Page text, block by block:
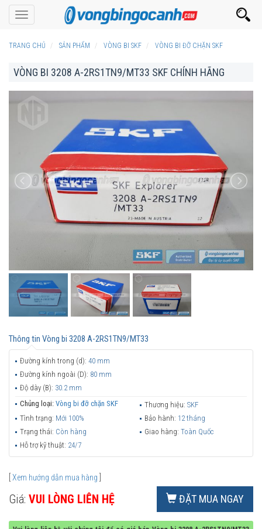
Toggle
navigation
TRANG CHỦ SẢN PHẨM VÒNG BI SKF VÒNG BI ĐỠ CHẶN SKF
VÒNG BI 3208 A-2RS1TN9/MT33 SKF CHÍNH HÃNG
Thông tin Vòng bi 3208 A-2RS1TN9/MT33
Đường kính trong (d): 40 mm
Đường kính ngoài (D): 80 mm
Độ dày (B): 30.2 mm
Chủng loại: Vòng bi đỡ chặn SKF Thương hiệu: SKF
Tình trạng: Mới 100% Bảo hành: 12 tháng
Trạng thái: Còn hàng Giao hàng: Toàn Quốc
Hỗ trợ kỹ thuật: 24/7
Xem hướng dẫn mua hàng
Giá: VUI LÒNG LIÊN HỆ ĐẶT MUA NGAY